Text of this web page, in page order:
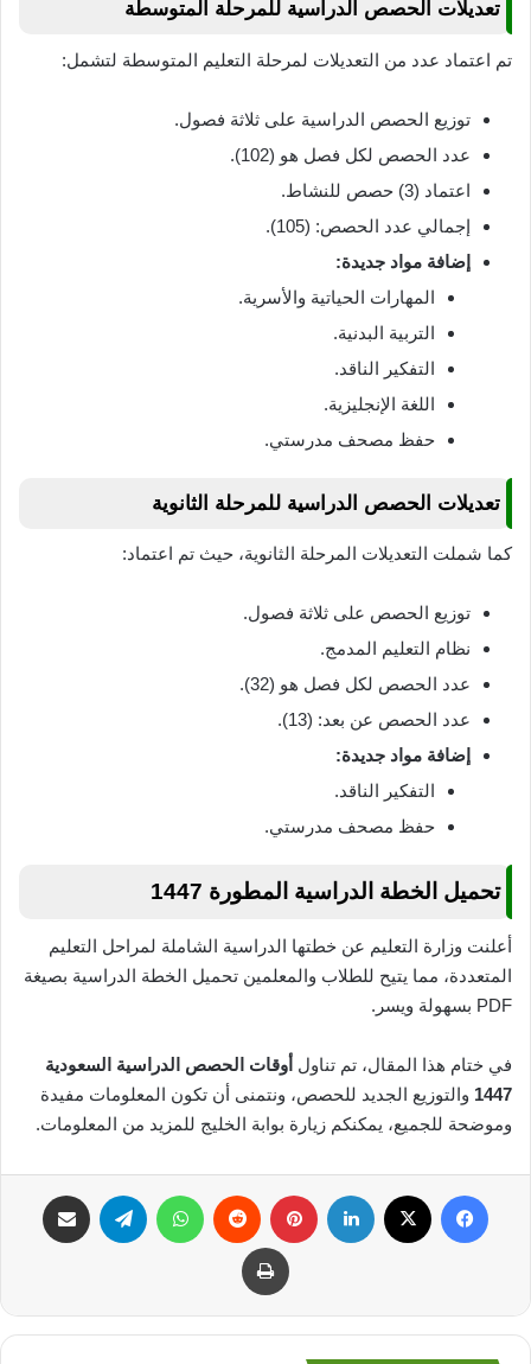
تعديلات الحصص الدراسية للمرحلة المتوسطة
تم اعتماد عدد من التعديلات لمرحلة التعليم المتوسطة لتشمل:
توزيع الحصص الدراسية على ثلاثة فصول.
عدد الحصص لكل فصل هو (102).
اعتماد (3) حصص للنشاط.
إجمالي عدد الحصص: (105).
إضافة مواد جديدة:
المهارات الحياتية والأسرية.
التربية البدنية.
التفكير الناقد.
اللغة الإنجليزية.
حفظ مصحف مدرستي.
تعديلات الحصص الدراسية للمرحلة الثانوية
كما شملت التعديلات المرحلة الثانوية، حيث تم اعتماد:
توزيع الحصص على ثلاثة فصول.
نظام التعليم المدمج.
عدد الحصص لكل فصل هو (32).
عدد الحصص عن بعد: (13).
إضافة مواد جديدة:
التفكير الناقد.
حفظ مصحف مدرستي.
تحميل الخطة الدراسية المطورة 1447
أعلنت وزارة التعليم عن خطتها الدراسية الشاملة لمراحل التعليم
المتعددة، مما يتيح للطلاب والمعلمين تحميل الخطة الدراسية بصيغة
PDF بسهولة ويسر.
في ختام هذا المقال، تم تناول أوقات الحصص الدراسية السعودية
1447 والتوزيع الجديد للحصص، ونتمنى أن تكون المعلومات مفيدة
وموضحة للجميع، يمكنكم زيارة بوابة الخليج للمزيد من المعلومات.
فيسبوك لينكدإن بينتيريست واتساب تيلقرام
طباعة